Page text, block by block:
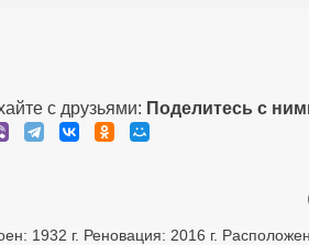
с друзьями: Поделитесь с
1932 г. Реновация: 2016 г.